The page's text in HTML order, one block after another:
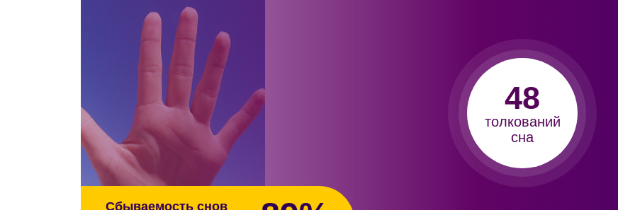
Сбываемость снов
48
толкований
сна